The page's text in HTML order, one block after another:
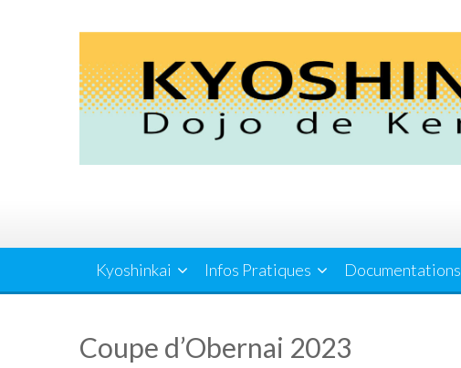
Kyoshinkai Infos Pratiques Documentations
Coupe d’Obernai 2023